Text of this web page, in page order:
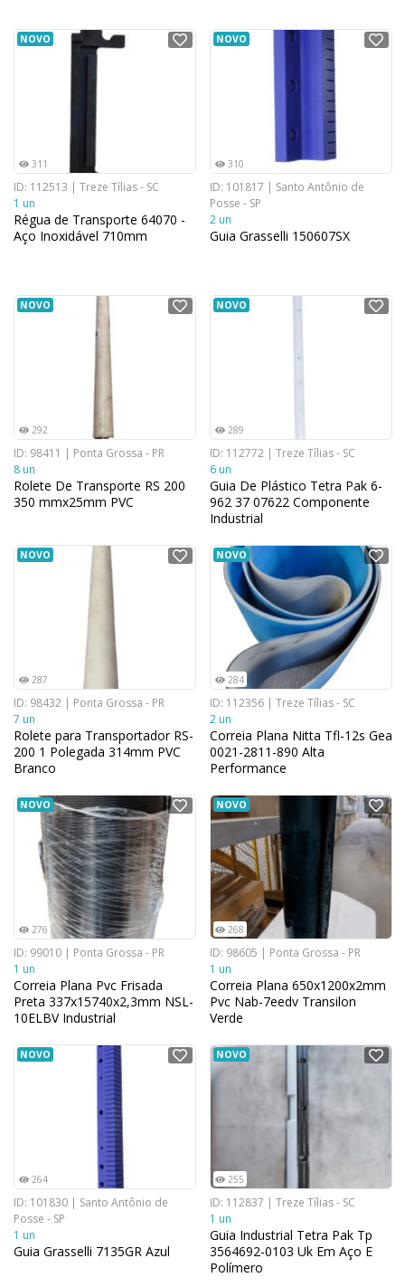
NOVO
311
ID: 112513 | Treze Tílias - SC
1 un
Régua de Transporte 64070 -
Aço Inoxidável 710mm
NOVO
310
ID: 101817 | Santo Antônio de
Posse - SP
2 un
Guia Grasselli 150607SX
NOVO
292
ID: 98411 | Ponta Grossa - PR
8 un
Rolete De Transporte RS 200
350 mmx25mm PVC
NOVO
289
ID: 112772 | Treze Tílias - SC
6 un
Guia De Plástico Tetra Pak 6-
962 37 07622 Componente
Industrial
NOVO
287
ID: 98432 | Ponta Grossa - PR
7 un
Rolete para Transportador RS-
200 1 Polegada 314mm PVC
Branco
NOVO
284
ID: 112356 | Treze Tílias - SC
2 un
Correia Plana Nitta Tfl-12s Gea
0021-2811-890 Alta
Performance
NOVO
276
ID: 99010 | Ponta Grossa - PR
1 un
Correia Plana Pvc Frisada
Preta 337x15740x2,3mm NSL-
10ELBV Industrial
NOVO
268
ID: 98605 | Ponta Grossa - PR
1 un
Correia Plana 650x1200x2mm
Pvc Nab-7eedv Transilon
Verde
NOVO
264
ID: 101830 | Santo Antônio de
Posse - SP
1 un
Guia Grasselli 7135GR Azul
NOVO
255
ID: 112837 | Treze Tílias - SC
1 un
Guia Industrial Tetra Pak Tp
3564692-0103 Uk Em Aço E
Polímero